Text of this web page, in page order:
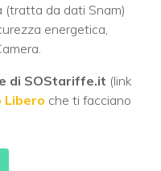
(tratta da dati Snam)
energetica,
di SOStariffe.it (link
Libero che ti facciano